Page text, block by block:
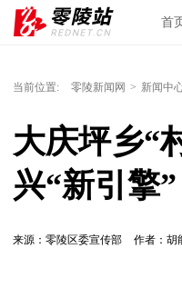
首
当前位置: 零陵新闻网 > 新闻中
大庆坪乡“
兴“新引擎”
来源：零陵区委宣传部 作者：胡